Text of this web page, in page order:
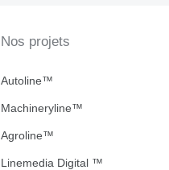
Nos projets
Autoline™
Machineryline™
Agroline™
Linemedia Digital ™